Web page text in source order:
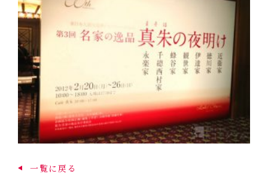
一覧に戻る